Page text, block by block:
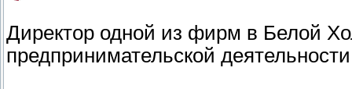
Директор одной из фирм в Белой
предпринимательской